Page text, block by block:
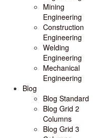
Mining
Engineering
Construction
Engineering
Welding
Engineering
Mechanical
Engineering
Blog
Blog Standard
Blog Grid 2
Columns
Blog Grid 3